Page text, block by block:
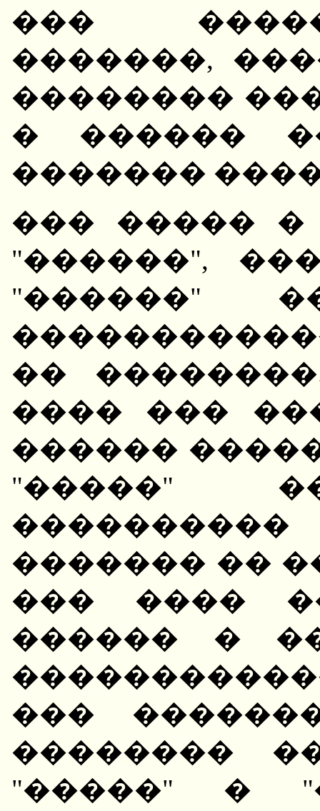
���
�������,
��������
� ������
�������
��� ����� �
"������",
"������"
��
���� ���
������
"�����"
������� ��
��� ����
������ �
���
��������
"�����" �